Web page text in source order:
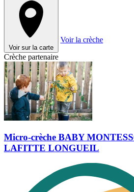
Voir sur la carte
Voir la crèche
Crèche partenaire
Micro-crèche BABY
LAFITTE LONGUEIL